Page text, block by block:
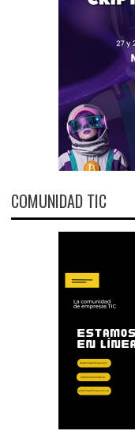
COMUNIDAD TIC